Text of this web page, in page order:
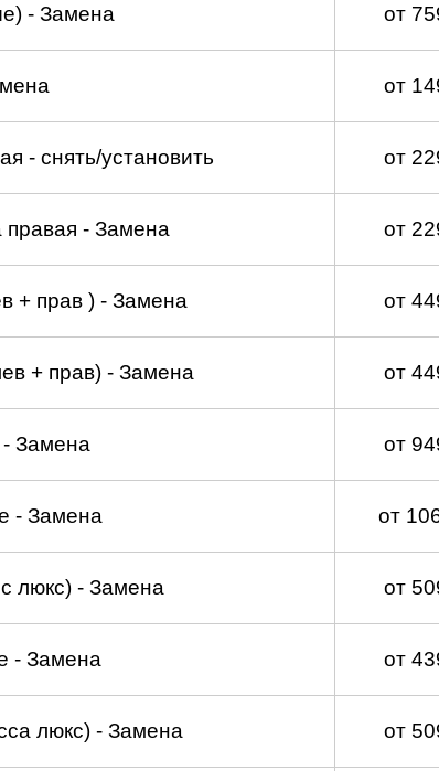
- Замена от
от
- снять/установить от
правая - Замена от
+ прав ) - Замена от
+ прав) - Замена от
Замена от
- Замена от
люкс) - Замена от
- Замена от
люкс) - Замена от